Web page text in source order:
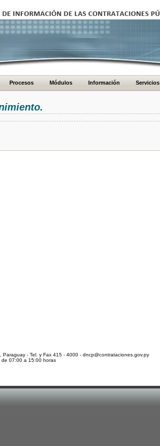
Procesos Módulos Información Servicios
Paraguay - Tel. y Fax 415 - 4000 - dncp@contrataciones.gov.py
de 07:00 a 15:00 horas